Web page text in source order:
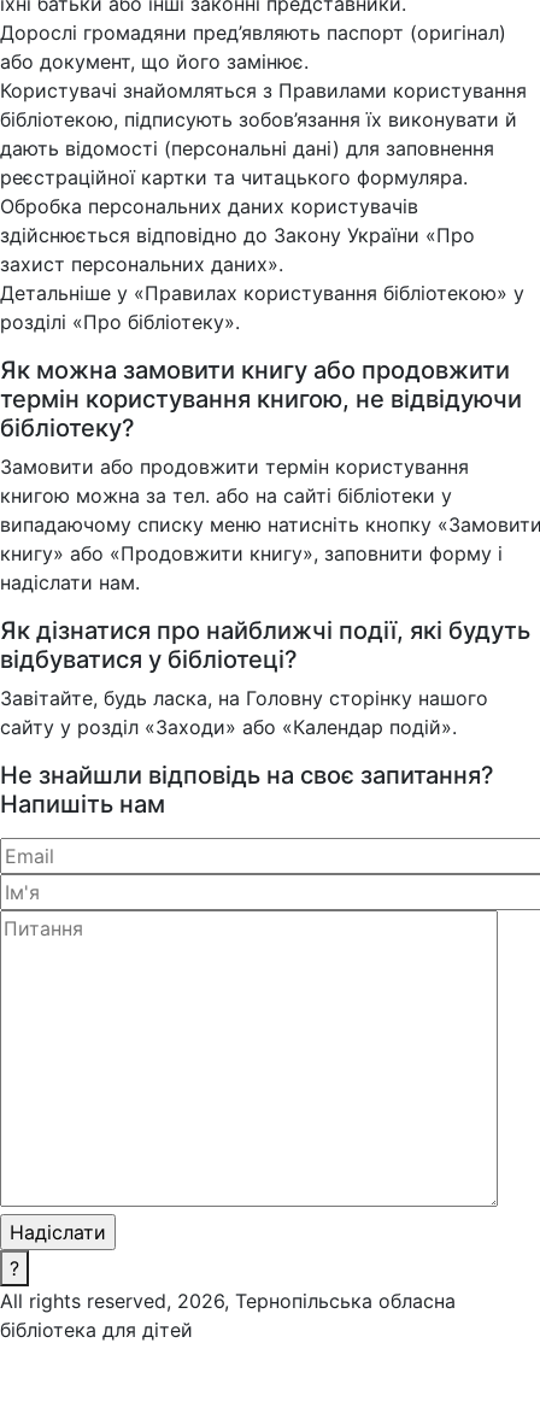
Дорослі громадяни пред’являють паспорт (оригінал)
або документ, що його замінює.
Користувачі знайомляться з Правилами користування
бібліотекою, підписують зобов’язання їх виконувати й
дають відомості (персональні дані) для заповнення
реєстраційної картки та читацького формуляра.
Обробка персональних даних користувачів
здійснюється відповідно до Закону України «Про
захист персональних даних».
Детальніше у «Правилах користування бібліотекою» у
розділі «Про бібліотеку».
Як можна замовити книгу або продовжити
термін користування книгою, не відвідуючи
бібліотеку?
Замовити або продовжити термін користування
книгою можна за тел. або на сайті бібліотеки у
випадаючому списку меню натисніть кнопку
книгу» або «Продовжити книгу», заповнити форму і
надіслати нам.
Як дізнатися про найближчі події, які будуть
відбуватися у бібліотеці?
Завітайте, будь ласка, на Головну сторінку нашого
сайту у розділ «Заходи» або «Календар подій».
Не знайшли відповідь на своє запитання?
Напишіть нам
?
All rights reserved, 2026, Тернопільська обласна
бібліотека для дітей